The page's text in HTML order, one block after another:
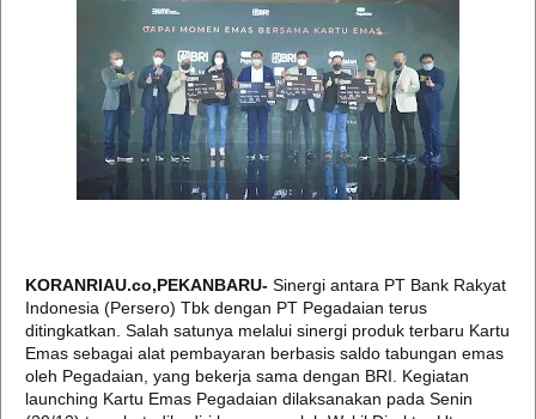
KORANRIAU.co,PEKANBARU- Sinergi antara PT Bank Rakyat
Indonesia (Persero) Tbk dengan PT Pegadaian terus
ditingkatkan. Salah satunya melalui sinergi produk terbaru Kartu
Emas sebagai alat pembayaran berbasis saldo tabungan emas
oleh Pegadaian, yang bekerja sama dengan BRI. Kegiatan
launching Kartu Emas Pegadaian dilaksanakan pada Senin